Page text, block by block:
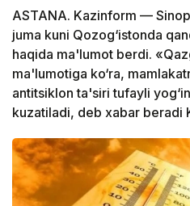
ASTANA. Kazinform —
juma kuni Qozog‘istonda
haqida ma'lumot berdi.
ma'lumotiga ko‘ra,
antitsiklon ta'siri tufayli
kuzatiladi, deb xabar beradi